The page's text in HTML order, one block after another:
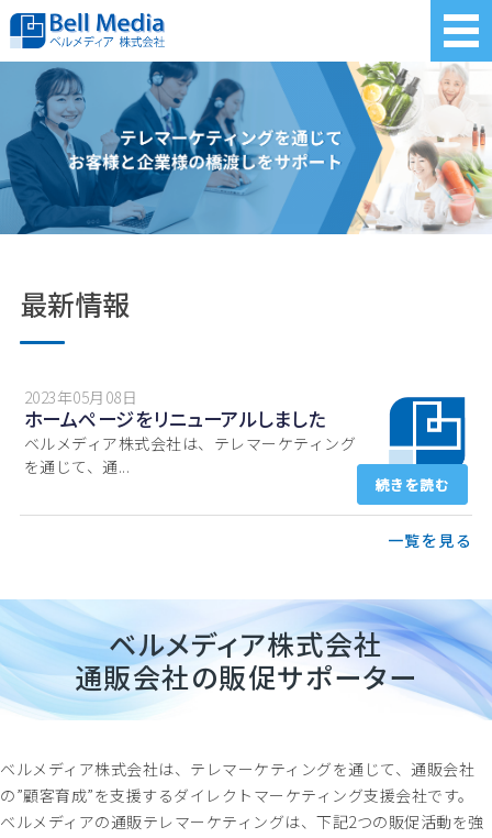
ホーム
サービス内容
実績・事例
お問い合わせ
最新情報
2023年05月08日
ホームページをリニューアルしました
ベルメディア株式会社は、テレマーケティング
を通じて、通...
続きを読む
一覧を見る
ベルメディア株式会社
通販会社の販促サポーター
ベルメディア株式会社は、テレマーケティングを通じて、通販会社
の”顧客育成”を支援するダイレクトマーケティング支援会社です。
ベルメディアの通販テレマーケティングは、下記2つの販促活動を強